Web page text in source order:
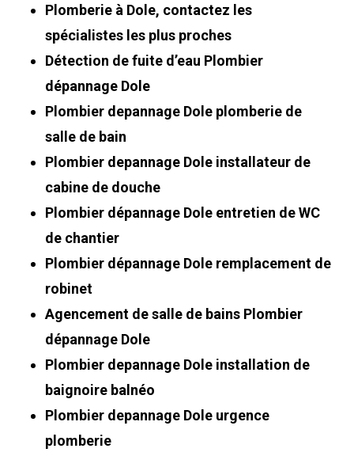
Plomberie à Dole, contactez les
spécialistes les plus proches
Détection de fuite d’eau Plombier
dépannage Dole
Plombier depannage Dole plomberie de
salle de bain
Plombier depannage Dole installateur de
cabine de douche
Plombier dépannage Dole entretien de WC
de chantier
Plombier dépannage Dole remplacement de
robinet
Agencement de salle de bains Plombier
dépannage Dole
Plombier depannage Dole installation de
baignoire balnéo
Plombier depannage Dole urgence
plomberie